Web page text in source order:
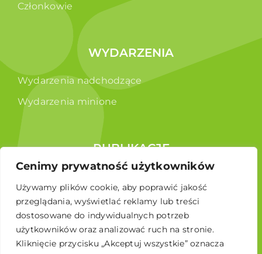
Cenimy prywatność użytkowników
Używamy plików cookie, aby poprawić jakość
przeglądania, wyświetlać reklamy lub treści
dostosowane do indywidualnych potrzeb
użytkowników oraz analizować ruch na stronie.
Kliknięcie przycisku „Akceptuj wszystkie” oznacza
Członkowie
WYDARZENIA
Wydarzenia nadchodzące
Wydarzenia minione
PUBLIKACJE
Broszura edukacyjna